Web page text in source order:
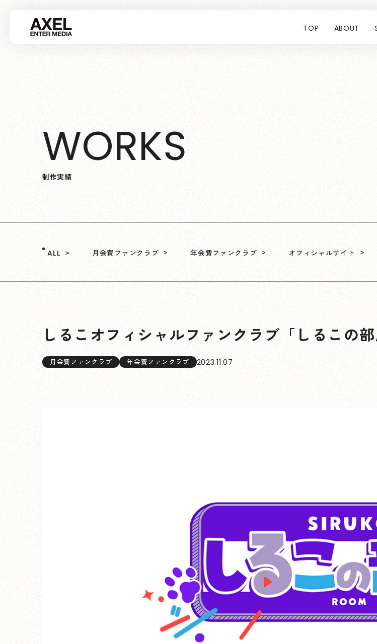
TOP ABOUT
WORKS
制作実績
ALL 月会費ファンクラブ 年会費ファンクラブ オフィシャルサイト
しるこオフィシャルファンクラブ「しるこの
月会費ファンクラブ 年会費ファンクラブ 2023.11.07